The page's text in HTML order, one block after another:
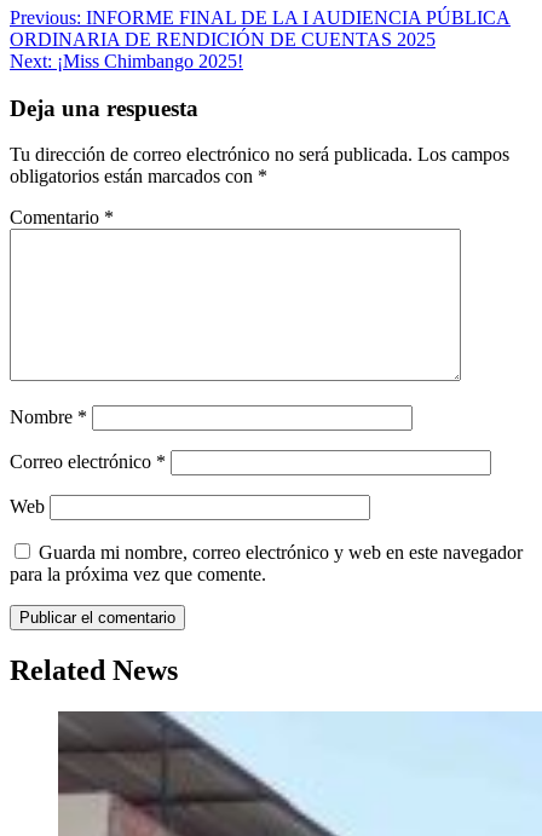
Navegación
de
Previous: INFORME FINAL DE LA I AUDIENCIA PÚBLICA
ORDINARIA DE RENDICIÓN DE CUENTAS 2025
Next: ¡Miss Chimbango 2025!
Deja una respuesta
Tu dirección de correo electrónico no será publicada. Los campos
obligatorios están marcados con *
Comentario *
Nombre *
Correo electrónico *
Web
Guarda mi nombre, correo electrónico y web en este navegador
para la próxima vez que comente.
Related News